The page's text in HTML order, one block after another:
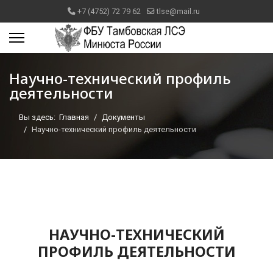
+7 (4752) 72 79 62 tlse@mail.ru
Научно-технический профиль
деятельности
Вы здесь: Главная
Документы
Научно-технический профиль деятельности
НАУЧНО-ТЕХНИЧЕСКИЙ
ПРОФИЛЬ ДЕЯТЕЛЬНОСТИ